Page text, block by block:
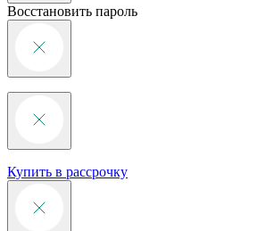
Восстановить пароль
Купить в рассрочку